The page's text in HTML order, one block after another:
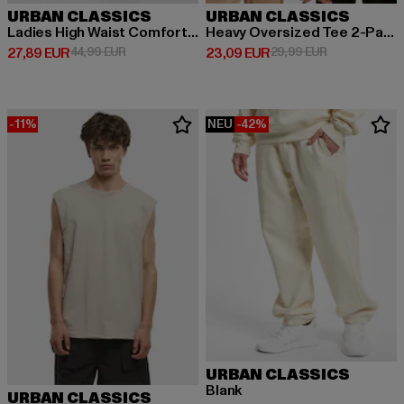
URBAN CLASSICS
Ladies High Waist Comfort Jogging
27,89 EUR
Derzeitiger Preis: 27,89 EUR
44,99 EURAktionspreis: 44,99 EUR
URBAN CLASSICS
Heavy Oversized Tee 2-Pack
23,09 EUR
Derzeitiger Preis: 23,09 EUR
29,99 EURAktionspreis:
-11%
URBAN CLASSICS
NEU -42%
URBAN CLASSICS
Blank